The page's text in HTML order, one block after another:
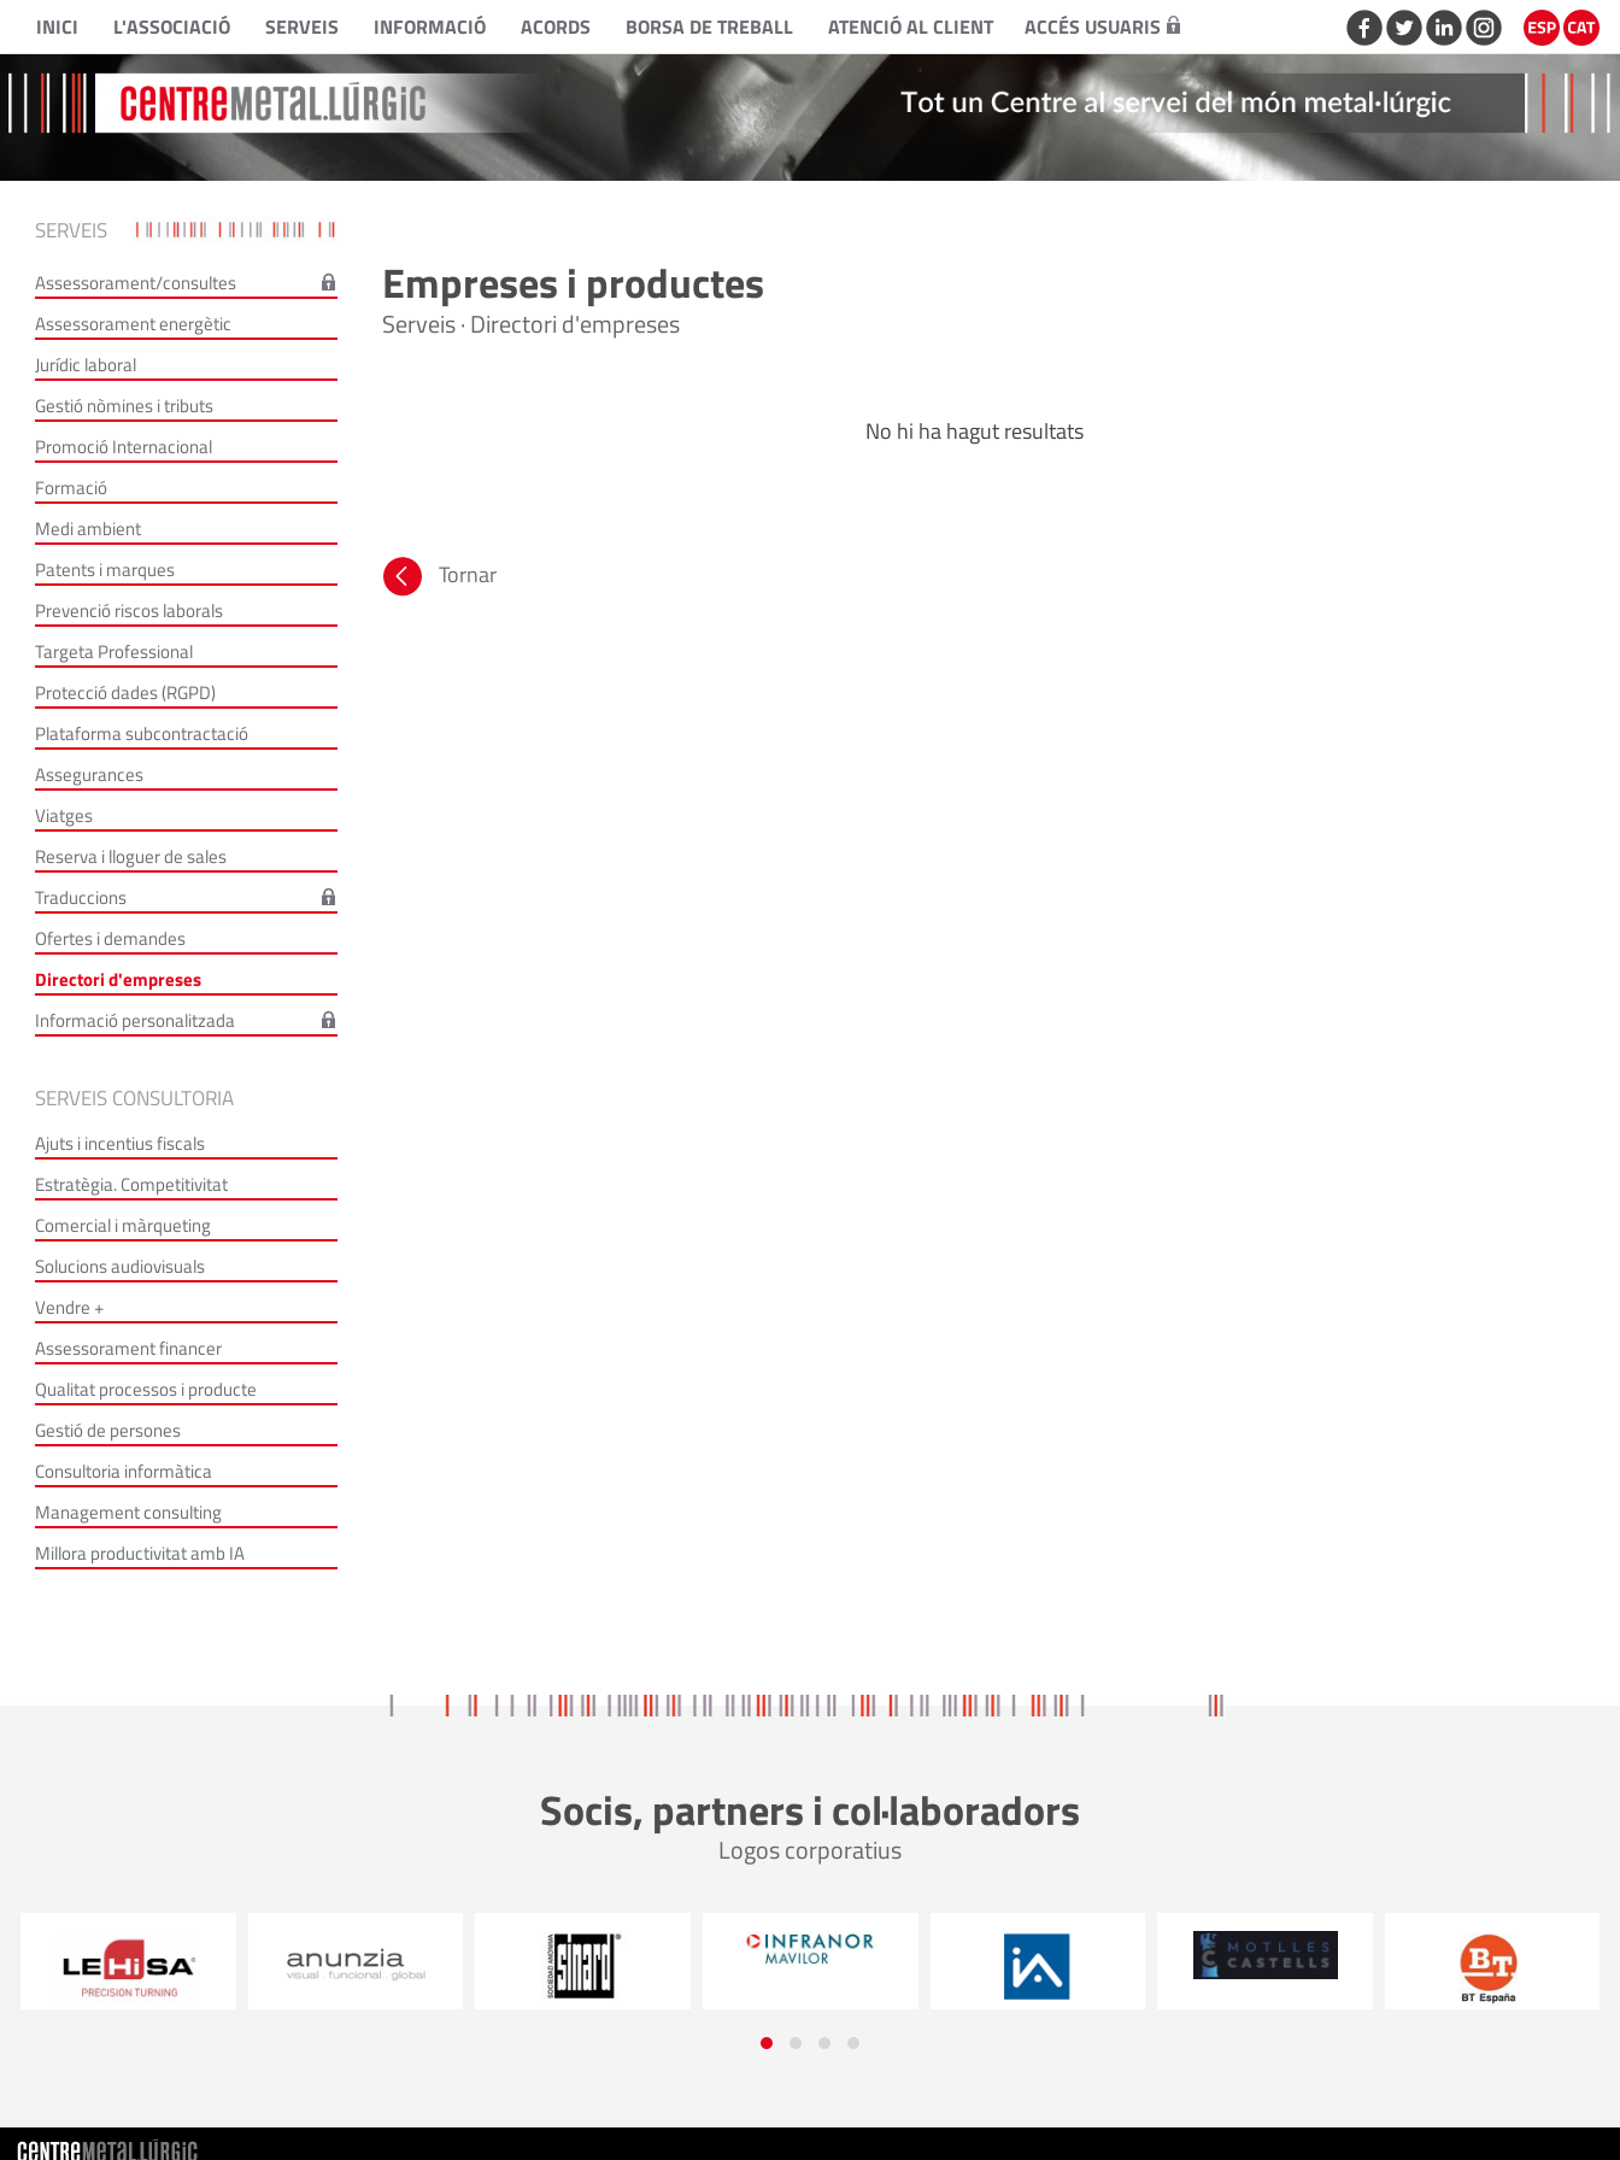
INICI L'ASSOCIACIÓ SERVEIS INFORMACIÓ ACORDS BORSA DE TREBALL ATENCIÓ AL CLIENT ACCÉS USUARIS
SERVEIS
Assessorament/consultes
Assessorament energètic
Jurídic laboral
Gestió nòmines i tributs
Promoció Internacional
Formació
Medi ambient
Patents i marques
Prevenció riscos laborals
Targeta Professional
Protecció dades (RGPD)
Plataforma subcontractació
Assegurances
Viatges
Reserva i lloguer de sales
Traduccions
Ofertes i demandes
Directori d'empreses
Informació personalitzada
SERVEIS CONSULTORIA
Ajuts i incentius fiscals
Estratègia. Competitivitat
Comercial i màrqueting
Solucions audiovisuals
Vendre +
Assessorament financer
Qualitat processos i producte
Gestió de persones
Consultoria informàtica
Management consulting
Millora productivitat amb IA
Empreses i productes
Serveis · Directori d'empreses
No hi ha hagut resultats
Tornar
Socis, partners i col·laboradors
Logos corporatius